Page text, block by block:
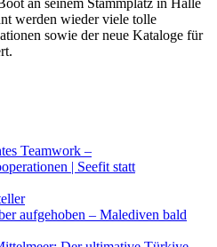
an seinem Stammplatz in Halle
werden wieder viele tolle
sowie der neue Kataloge für
Teamwork –
| Seefit statt
aufgehoben – Malediven bald